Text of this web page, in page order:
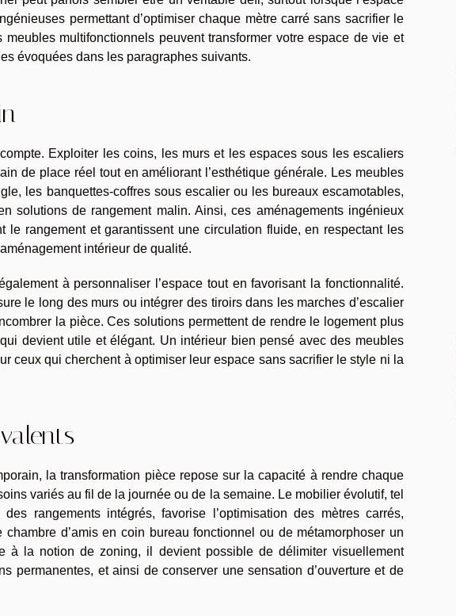
permettant d’optimiser chaque mètre carré sans sacrifier le
multifonctionnels peuvent transformer votre espace de vie et
évoquées dans les paragraphes suivants.
Exploiter les coins, les murs et les espaces sous les escaliers
de place réel tout en améliorant l’esthétique générale. Les meubles
les banquettes-coffres sous escalier ou les bureaux escamotables,
solutions de rangement malin. Ainsi, ces aménagements ingénieux
le rangement et garantissent une circulation fluide, en respectant les
intérieur de qualité.
à personnaliser l’espace tout en favorisant la fonctionnalité.
le long des murs ou intégrer des tiroirs dans les marches d’escalier
la pièce. Ces solutions permettent de rendre le logement plus
devient utile et élégant. Un intérieur bien pensé avec des meubles
ceux qui cherchent à optimiser leur espace sans sacrifier le style ni la
la transformation pièce repose sur la capacité à rendre chaque
variés au fil de la journée ou de la semaine. Le mobilier évolutif, tel
rangements intégrés, favorise l’optimisation des mètres carrés,
d’amis en coin bureau fonctionnel ou de métamorphoser un
à la notion de zoning, il devient possible de délimiter visuellement
permanentes, et ainsi de conserver une sensation d’ouverture et de